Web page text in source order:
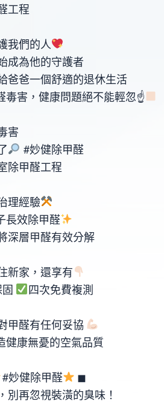
工程
我們的人
成為他的守護者
爸爸一個舒適的退休生活
毒害，健康問題絕不能輕忽☝
害
#妙健除甲醛
除甲醛工程
理經驗
長效除甲醛
深層甲醛有效分解
新家，還享有
四次免費複測
甲醛有任何妥協
健康無憂的空氣品質
#妙健除甲醛
◼
別再忽視裝潢的臭味！